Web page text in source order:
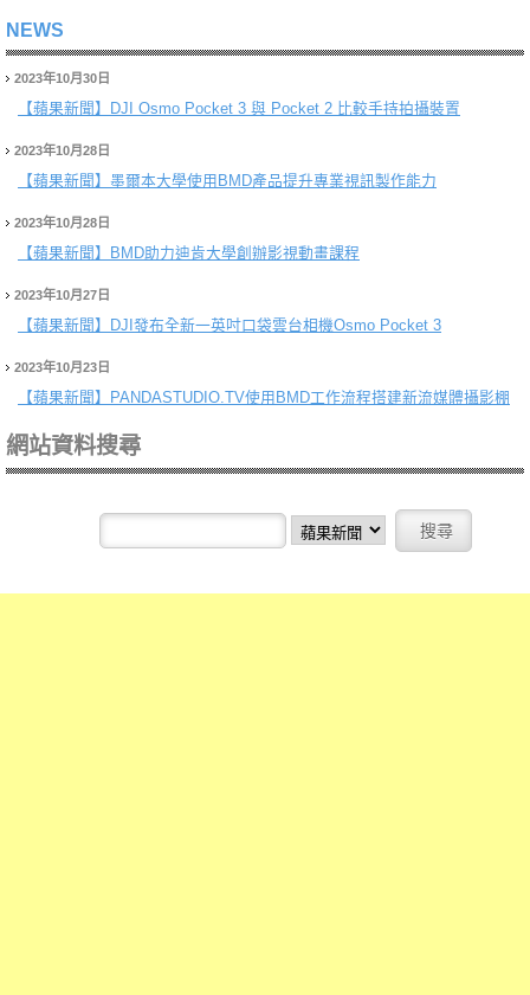
NEWS
2023年10月30日
【蘋果新聞】 DJI Osmo Pocket 3 與 Pocket 2 比較手持拍攝裝置
2023年10月28日
【蘋果新聞】 墨爾本大學使用BMD產品提升專業視訊製作能力
2023年10月28日
【蘋果新聞】 BMD助力迪肯大學創辦影視動畫課程
2023年10月27日
【蘋果新聞】 DJI發布全新一英吋口袋雲台相機Osmo Pocket 3
2023年10月23日
【蘋果新聞】 PANDASTUDIO.TV使用BMD工作流程搭建新流媒體攝影棚
網站資料搜尋